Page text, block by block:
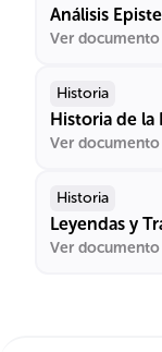
Análisis
Ver documento
Historia
Historia de
Ver documento
Historia
Leyendas y
Ver documento